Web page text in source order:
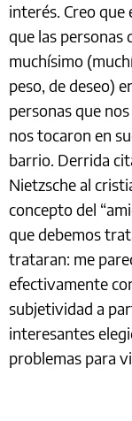
interés. Creo
que las personas
muchísimo
peso, de deseo)
personas que
nos tocaron en
barrio. Derrida
Nietzsche al
concepto del
que debemos
trataran: me
efectivamente
subjetividad a
interesantes
problemas para